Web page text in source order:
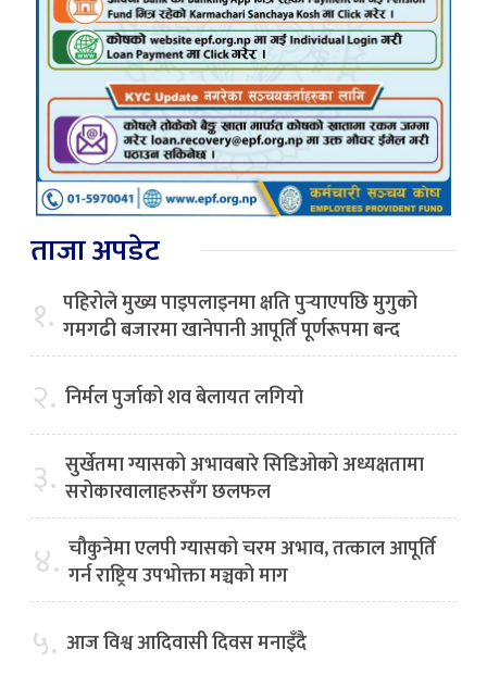
ताजा अपडेट
१. पहिरोले मुख्य पाइपलाइनमा क्षति पुर्‍याएपछि मुगुको
गमगढी बजारमा खानेपानी आपूर्ति पूर्णरूपमा बन्द
२. निर्मल पुर्जाको शव बेलायत लगियो
३. सुर्खेतमा ग्यासको अभावबारे सिडिओको अध्यक्षतामा
सरोकारवालाहरुसँग छलफल
४. चौकुनेमा एलपी ग्यासको चरम अभाव, तत्काल आपूर्ति
गर्न राष्ट्रिय उपभोक्ता मञ्चको माग
५. आज विश्व आदिवासी दिवस मनाइँदै